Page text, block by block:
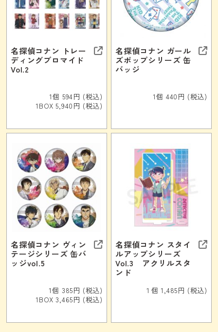
名探偵コナン トレー
ディングブロマイド
Vol.2
1個 594円 (税込)
1BOX 5,940円 (税込)
名探偵コナン ガール
ズポップシリーズ 缶
バッジ
1個 440円 (税込)
名探偵コナン ヴィン
テージシリーズ 缶バ
ッジvol.5
1個 385円 (税込)
1BOX 3,465円 (税込)
名探偵コナン スタイ
ルアップシリーズ
Vol.3 アクリルスタ
ンド
１個 1,485円 (税込)